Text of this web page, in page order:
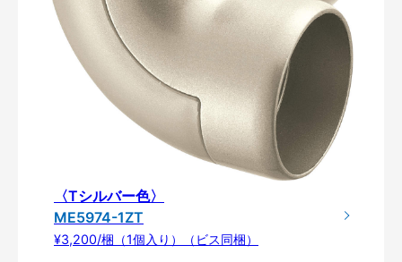
〈Tシルバー色〉
ME5974-1ZT
¥3,200/梱（1個入り）（ビス同梱）